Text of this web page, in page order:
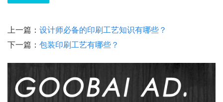
上一篇： 设计师必备的印刷工艺知识有哪些？
下一篇： 包装印刷工艺有哪些？